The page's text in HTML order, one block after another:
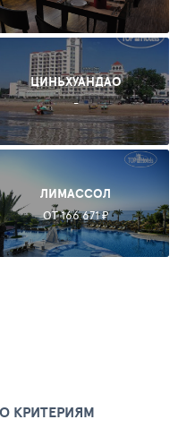
ЦИНЬХУАНДАО
-
ЛИМАССОЛ
ОТ 166 671 ₽
КРИТЕРИЯМ